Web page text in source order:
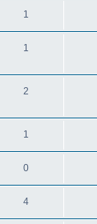
1
1
2
1
0
4